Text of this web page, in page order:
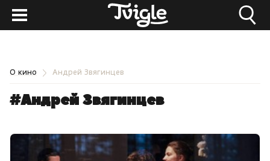
О кино Андрей Звягинцев
#Андрей Звягинцев